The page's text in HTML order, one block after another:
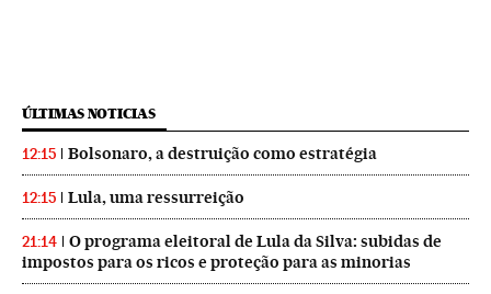
ÚLTIMAS NOTICIAS
12:15 Bolsonaro, a destruição como estratégia
12:15 Lula, uma ressurreição
21:14
O programa eleitoral de Lula da Silva: subidas de
impostos para os ricos e proteção para as minorias